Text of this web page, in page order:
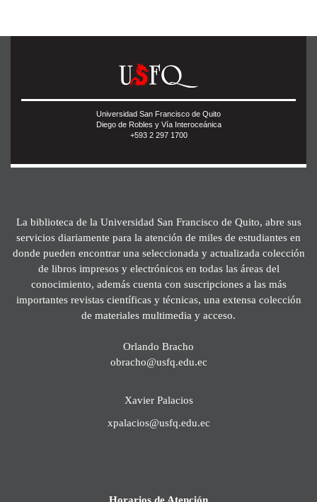
Universidad San Francisco de Quito
Diego de Robles y Vía Interoceánica
+593 2 297 1700
La biblioteca de la Universidad San Francisco de Quito, abre sus
servicios diariamente para la atención de miles de estudiantes en
donde pueden encontrar una seleccionada y actualizada colección
de libros impresos y electrónicos en todas las áreas del
conocimiento, además cuenta con suscripciones a las más
importantes revistas científicas y técnicas, una extensa colección
de materiales multimedia y acceso.
Orlando Bracho
obracho@usfq.edu.ec
Xavier Palacios
xpalacios@usfq.edu.ec
Horarios de Atención